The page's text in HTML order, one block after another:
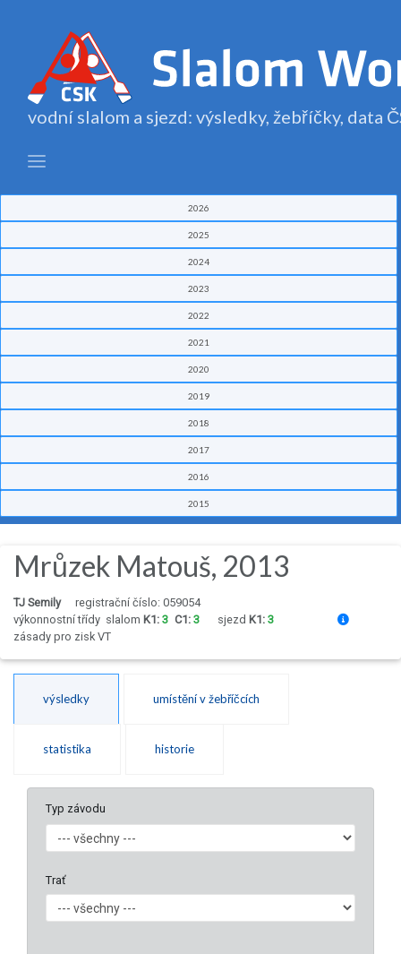
vodní slalom a sjezd: výsledky, žebříčky, data
2026
2025
2024
2023
2022
2021
2020
2019
2018
2017
2016
2015
Mrůzek Matouš, 2013
TJ Semily
registrační číslo: 059054
výkonnostní třídy slalom K1: 3 C1: 3 sjezd K1: 3
zásady pro zisk VT
výsledky umístění v žebříčcích
statistika historie
Typ závodu
Trať